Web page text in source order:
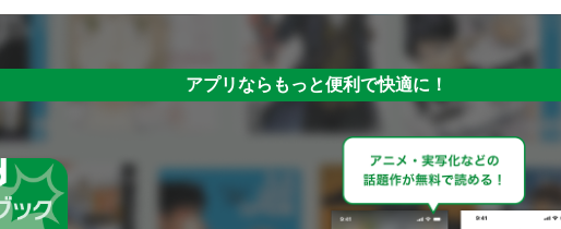
アプリならもっと便利で快適に！